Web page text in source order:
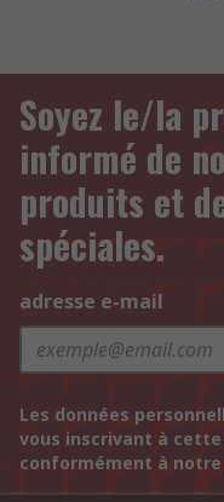
Soyez le/la
informé de
produits et
spéciales.
adresse e-mail
Les données
vous inscrivant à
conformément à notre